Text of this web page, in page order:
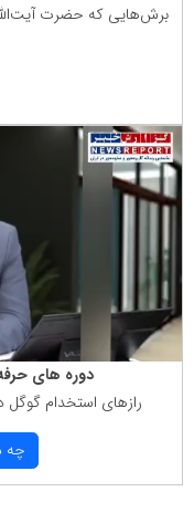
برش‌هایی كه حضرت
دوره های
رازهای استخدام
چه